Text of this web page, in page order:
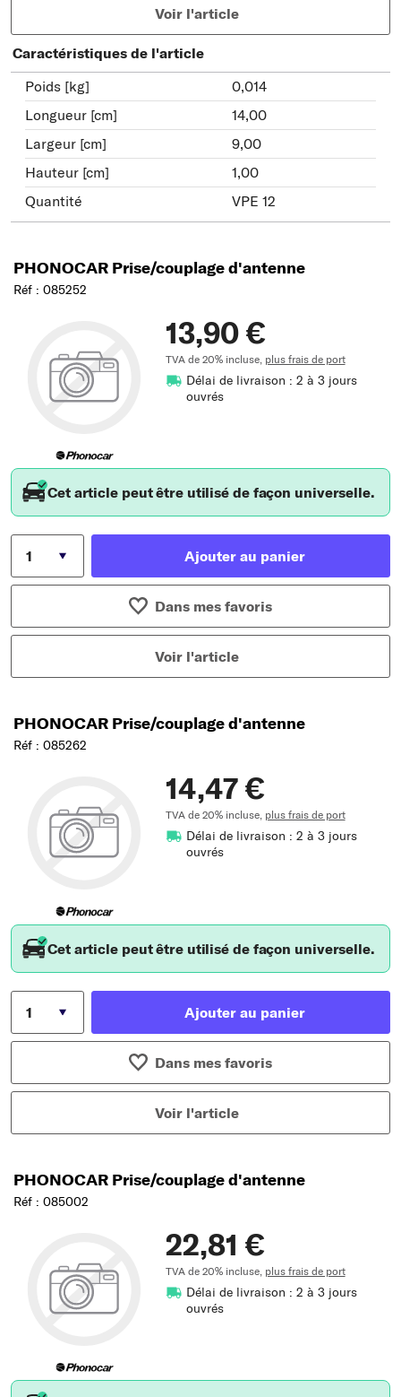
Voir l'article
Caractéristiques de l'article
Poids [kg]
0,014
Longueur [cm]
14,00
Largeur [cm]
9,00
Hauteur [cm]
1,00
Quantité
VPE 12
PHONOCAR Prise/couplage d'antenne
Réf : 085252
13,90 €
TVA de 20% incluse, plus frais de port
Délai de livraison : 2 à 3 jours
ouvrés
Cet article peut être utilisé de façon universelle.
Ajouter au panier
Dans mes favoris
Voir l'article
PHONOCAR Prise/couplage d'antenne
Réf : 085262
14,47 €
TVA de 20% incluse, plus frais de port
Délai de livraison : 2 à 3 jours
ouvrés
Cet article peut être utilisé de façon universelle.
Ajouter au panier
Dans mes favoris
Voir l'article
PHONOCAR Prise/couplage d'antenne
Réf : 085002
22,81 €
TVA de 20% incluse, plus frais de port
Délai de livraison : 2 à 3 jours
ouvrés